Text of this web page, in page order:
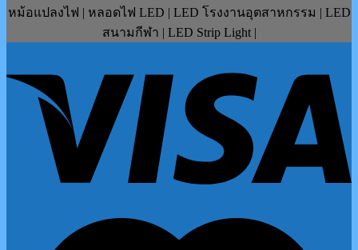
หม้อแปลงไฟ | หลอดไฟ LED | LED โรงงานอุตสาหกรรม | LED
สนามกีฬา | LED Strip Light |